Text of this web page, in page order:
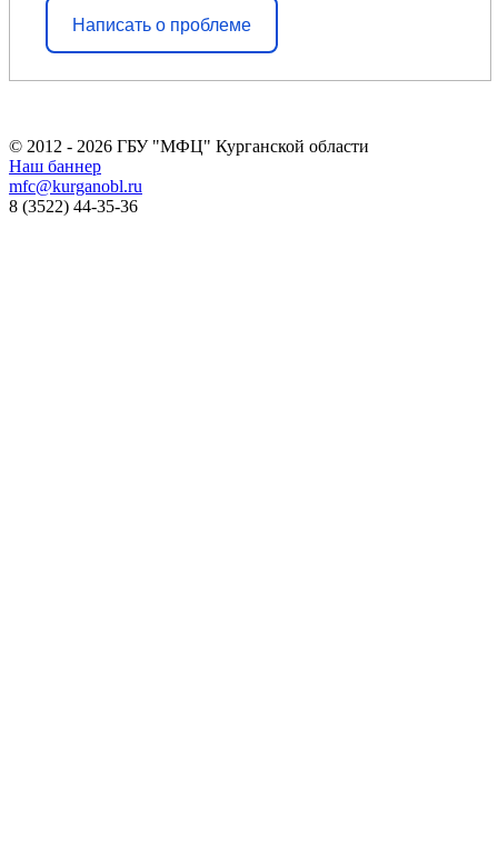
Написать о проблеме
© 2012 - 2026 ГБУ "МФЦ" Курганской области
Наш баннер
mfc@kurganobl.ru
8 (3522) 44-35-36